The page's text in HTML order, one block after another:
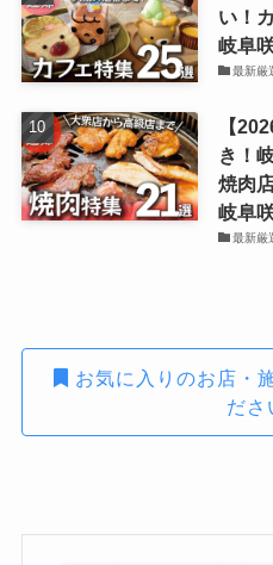
い！
岐阜
最新厳
【
き！
焼肉
岐阜
最新厳
お気に入りのお店・
ださ